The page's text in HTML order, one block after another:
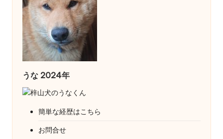
うな 2024年
簡単な経歴はこちら
お問合せ